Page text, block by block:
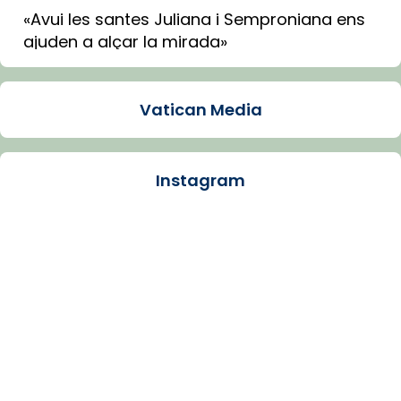
«Avui les santes Juliana i Semproniana ens
ajuden a alçar la mirada»
Mons. Sergi Gordo, bisbe de Tortosa, ha
Santes de Mataró.
🔗tinyurl.com/cvu5jmbk
Vatican Media
Instagram